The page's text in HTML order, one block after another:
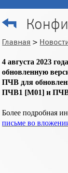
Главная >
4 августа 2023
обновленную
ПЧВ для
ПЧВ1 [M01] и
Более подробная
письме во